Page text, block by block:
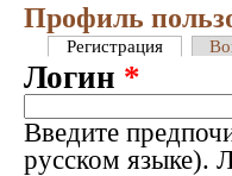
Профиль
Регистрация
Логин *
Введите
русском языке).